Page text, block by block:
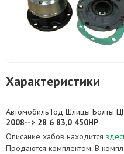
Характеристики
Автомобиль Год Шлицы Болты
2008--> 28 6 83,0 450HP
Описание хабов находится
Продаются комплектом. В